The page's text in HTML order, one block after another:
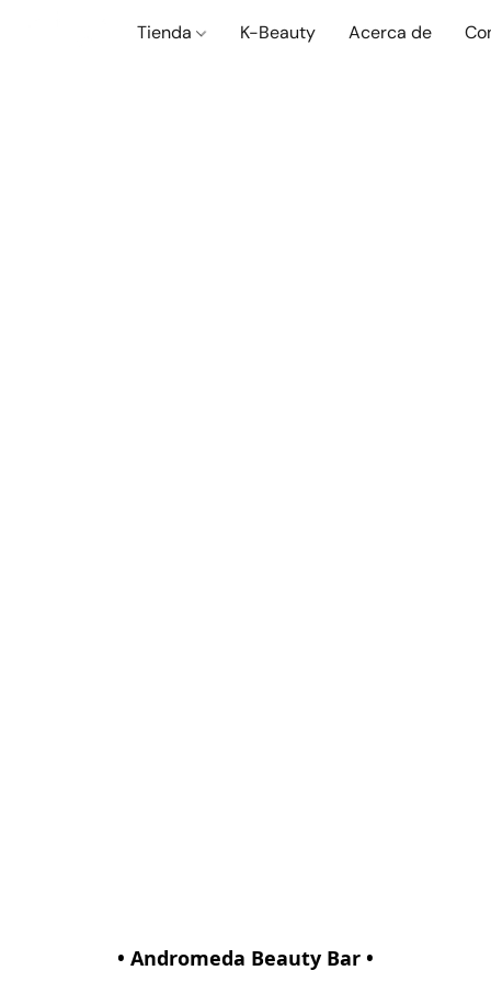
Tienda K-Beauty Acerca de
• Andromeda Beauty Bar •